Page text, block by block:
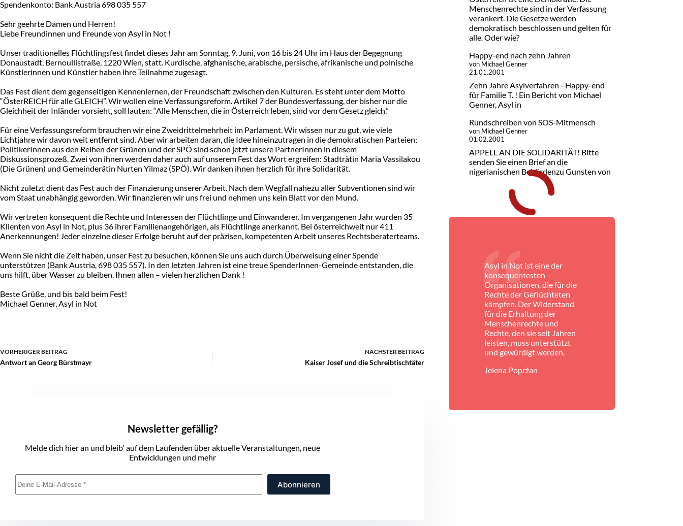
Spendenkonto: Bank Austria 698 035 557
Sehr geehrte Damen und Herren!
Liebe Freundinnen und Freunde von Asyl in Not !
Unser traditionelles Flüchtlingsfest findet dieses Jahr am Sonntag, 9. Juni, von 16 bis 24 Uhr im Haus der Begegnung
Donaustadt, Bernoullistraße, 1220 Wien, statt. Kurdische, afghanische, arabische, persische, afrikanische und polnische
Künstlerinnen und Künstler haben ihre Teilnahme zugesagt.
Das Fest dient dem gegenseitigen Kennenlernen, der Freundschaft zwischen den Kulturen. Es steht unter dem Motto
“ÖsterREICH für alle GLEICH”. Wir wollen eine Verfassungsreform. Artikel 7 der Bundesverfassung, der bisher nur die
Gleichheit der Inländer vorsieht, soll lauten: “Alle Menschen, die in Österreich leben, sind vor dem Gesetz gleich.”
Für eine Verfassungsreform brauchen wir eine Zweidrittelmehrheit im Parlament. Wir wissen nur zu gut, wie viele
Lichtjahre wir davon weit entfernt sind. Aber wir arbeiten daran, die Idee hineinzutragen in die demokratischen Parteien;
PolitikerInnen aus den Reihen der Grünen und der SPÖ sind schon jetzt unsere PartnerInnen in diesem
Diskussionsprozeß. Zwei von ihnen werden daher auch auf unserem Fest das Wort ergreifen: Stadträtin Maria Vassilakou
(Die Grünen) und Gemeinderätin Nurten Yilmaz (SPÖ). Wir danken ihnen herzlich für ihre Solidarität.
Nicht zuletzt dient das Fest auch der Finanzierung unserer Arbeit. Nach dem Wegfall nahezu aller Subventionen sind wir
vom Staat unabhängig geworden. Wir finanzieren wir uns frei und nehmen uns kein Blatt vor den Mund.
Wir vertreten konsequent die Rechte und Interessen der Flüchtlinge und Einwanderer. Im vergangenen Jahr wurden 35
Klienten von Asyl in Not, plus 36 ihrer Familienangehörigen, als Flüchtlinge anerkannt. Bei österreichweit nur 411
Anerkennungen! Jeder einzelne dieser Erfolge beruht auf der präzisen, kompetenten Arbeit unseres Rechtsberaterteams.
Wenn Sie nicht die Zeit haben, unser Fest zu besuchen, können Sie uns auch durch Überweisung einer Spende
unterstützen (Bank Austria, 698 035 557). In den letzten Jahren ist eine treue SpenderInnen-Gemeinde entstanden, die
uns hilft, über Wasser zu bleiben. Ihnen allen – vielen herzlichen Dank !
Beste Grüße, und bis bald beim Fest!
Michael Genner, Asyl in Not
VORHERIGERBEITRAG
Antwort an Georg Bürstmayr
NÄCHSTERBEITRAG
Kaiser Josef und die Schreibtischtäter
Newsletter gefällig?
Melde dich hier an und bleib' auf dem Laufenden über aktuelle Veranstaltungen, neue
Entwicklungen und mehr
Abonnieren
Menschenrechte sind in der Verfassung
verankert. Die Gesetze werden
demokratisch beschlossen und gelten für
alle. Oder wie?
Happy-end nach zehn Jahren
von Michael Genner
21.01.2001
Zehn Jahre Asylverfahren –Happy-end
für Familie T. ! Ein Bericht von Michael
Genner, Asyl in
Rundschreiben von SOS-Mitmensch
von Michael Genner
01.02.2001
APPELL AN DIE SOLIDARITÄT! Bitte
senden Sie einen Brief an die
nigerianischen Behördenzu Gunsten von
Asyl in Not ist eine der
konsequentesten
Organisationen, die für die
Rechte der Geflüchteten
kämpfen. Der Widerstand
für die Erhaltung der
Menschenrechte und
Rechte, den sie seit Jahren
leisten, muss unterstützt
und gewürdigt werden.
Jelena Popržan